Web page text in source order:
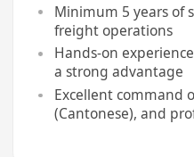
Minimum 5 years of
freight operations
Hands-on
a strong advantage
Excellent command
(Cantonese), and